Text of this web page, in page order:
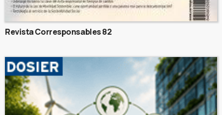
Revista Corresponsables 82